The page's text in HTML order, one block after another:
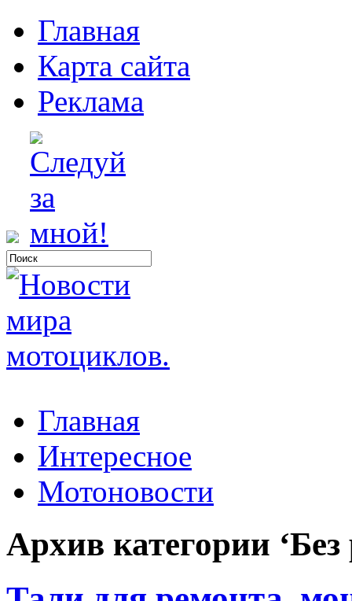
Главная
Карта сайта
Реклама
Главная
Интересное
Мотоновости
Архив категории ‘Без